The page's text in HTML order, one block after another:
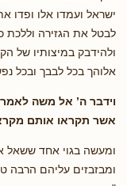
ישראל ועמדו אלו ופדו
לבטל את הגזירה וללכת
ולהידבק במיצותיו של
אלוהך בכל לבבך ובכל
וידבר ה’ אל משה
אשר תקראו אותם
ומעשה בגוי אחד ששאל
ומבזבזים עליהם הרבה